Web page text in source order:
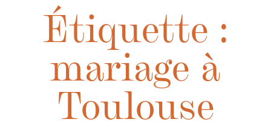
Étiquette :
mariage à
Toulouse